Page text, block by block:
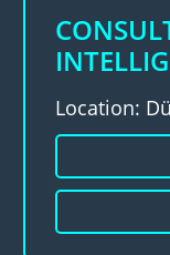
Location: